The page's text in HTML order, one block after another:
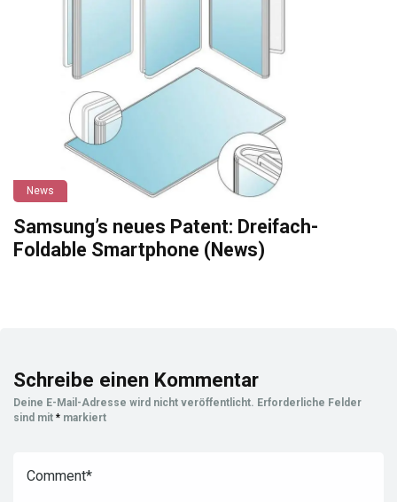
News
Samsung’s neues Patent: Dreifach-
Foldable Smartphone (News)
Schreibe einen Kommentar
Deine E-Mail-Adresse wird nicht veröffentlicht. Erforderliche Felder
sind mit * markiert